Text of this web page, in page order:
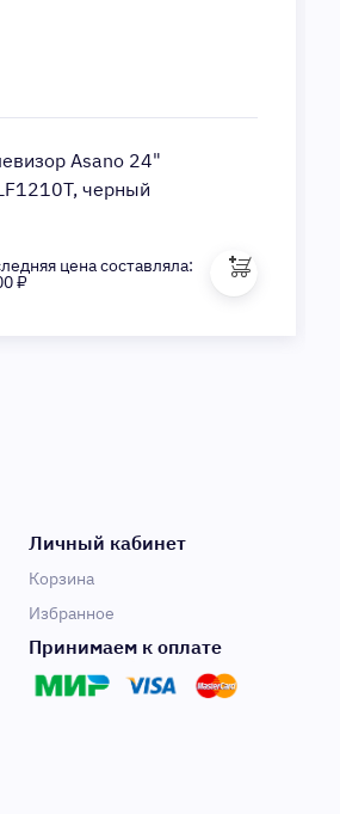
Asano 24"
черный
цена составляла:
₽
Личный кабинет
Корзина
Избранное
Принимаем к оплате